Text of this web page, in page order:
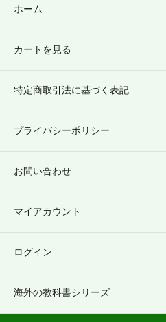
ホーム
カートを見る
特定商取引法に基づく表記
プライバシーポリシー
お問い合わせ
マイアカウント
ログイン
海外の教科書シリーズ